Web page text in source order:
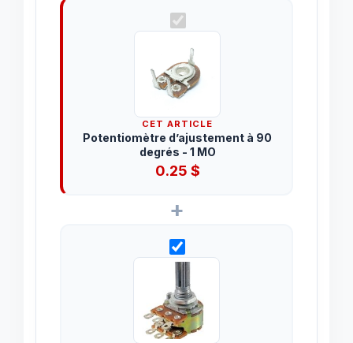
CET ARTICLE
Potentiomètre d’ajustement à 90
degrés - 1 MO
0.25 $
+